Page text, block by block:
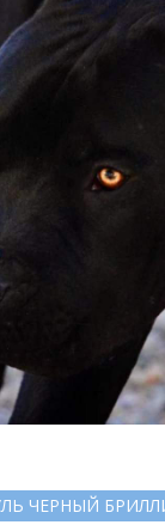
ЧЕРНЫЙ